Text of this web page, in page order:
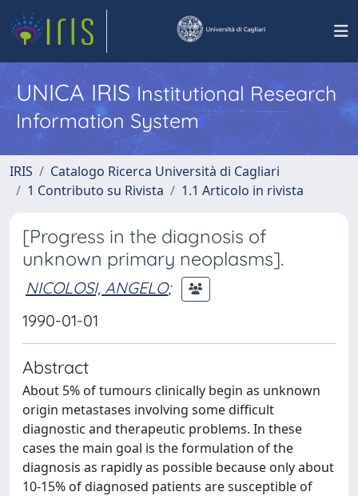
UNICA IRISInstitutional Research
Information System
IRIS
Catalogo Ricerca Università di Cagliari
1 Contributo su Rivista
1.1 Articolo in rivista
[Progress in the diagnosis of
unknown primary neoplasms].
NICOLOSI, ANGELO;
1990-01-01
Abstract
About 5% of tumours clinically begin as unknown
origin metastases involving some difficult
diagnostic and therapeutic problems. In these
cases the main goal is the formulation of the
diagnosis as rapidly as possible because only about
10-15% of diagnosed patients are susceptible of